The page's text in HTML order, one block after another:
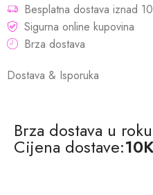
Besplatna dostava iznad
Sigurna online kupovina
Brza dostava
Dostava & Isporuka
Brza dostava u
Cijena dostave: